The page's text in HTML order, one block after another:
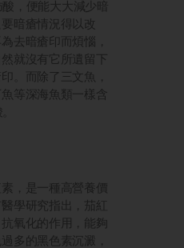
酸，便能大大減少暗
暗瘡情況得以改
去暗瘡印而煩惱，
就沒有它所遺留下
。而除了三文魚，
等深海魚類一樣含
，是一種高營養價
學研究指出，茄紅
氧化的作用，能夠
多的黑色素沉澱，